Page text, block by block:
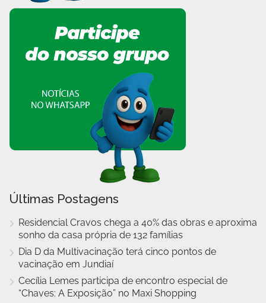
Últimas Postagens
Residencial Cravos chega a 40% das obras e aproxima
sonho da casa própria de 132 famílias
Dia D da Multivacinação terá cinco pontos de
vacinação em Jundiaí
Cecília Lemes participa de encontro especial de
“Chaves: A Exposição” no Maxi Shopping